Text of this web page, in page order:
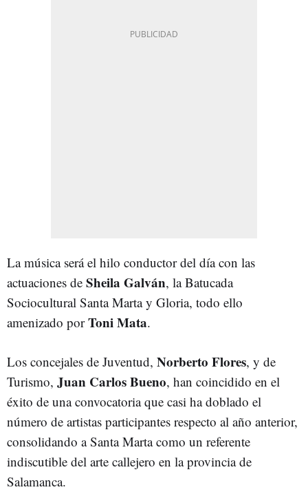
La música será el hilo conductor del día con las
actuaciones de Sheila Galván, la Batucada
Sociocultural Santa Marta y Gloria, todo ello
amenizado porToni Mata.
Los concejales de Juventud, Norberto Flores, y de
Turismo, Juan Carlos Bueno, han coincidido en el
éxito de una convocatoria que casi ha doblado el
número de artistas participantes respecto al año anterior,
consolidando a Santa Marta como un referente
indiscutible del arte callejero en la provincia de
Salamanca.